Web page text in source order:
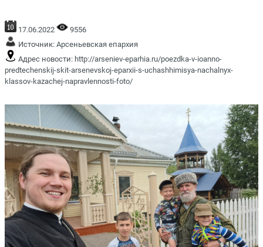
17.06.2022
9556
Источник: Арсеньевская епархия
Адрес новости: http://arseniev-eparhia.ru/poezdka-v-ioanno-
predtechenskij-skit-arsenevskoj-eparxii-s-uchashhimisya-nachalnyx-
klassov-kazachej-napravlennosti-foto/